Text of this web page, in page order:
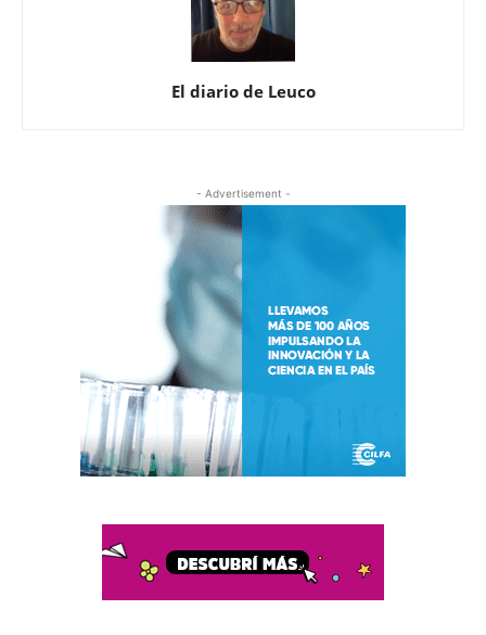
El diario de Leuco
- Advertisement -